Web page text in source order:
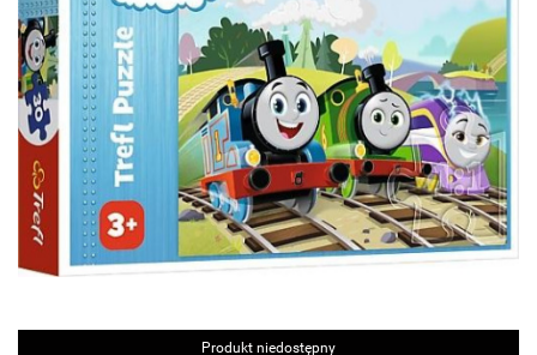
Produkt niedostępny